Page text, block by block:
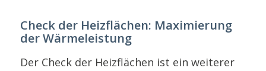
Check der Heizflächen: Maximierung
der Wärmeleistung
Der Check der Heizflächen ist ein weiterer